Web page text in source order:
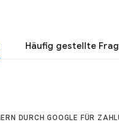
Häufig gestellte
DURCH GOOGLE FÜR